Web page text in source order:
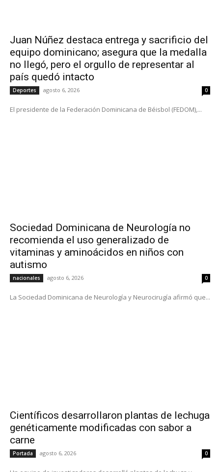
Juan Núñez destaca entrega y sacrificio del
equipo dominicano; asegura que la medalla
no llegó, pero el orgullo de representar al
país quedó intacto
Deportes agosto 6, 2026 0
El presidente de la Federación Dominicana de Béisbol (FEDOM),...
Sociedad Dominicana de Neurología no
recomienda el uso generalizado de
vitaminas y aminoácidos en niños con
autismo
nacionales agosto 6, 2026 0
La Sociedad Dominicana de Neurología y Neurocirugía afirmó que...
Científicos desarrollaron plantas de lechuga
genéticamente modificadas con sabor a
carne
Portada agosto 6, 2026 0